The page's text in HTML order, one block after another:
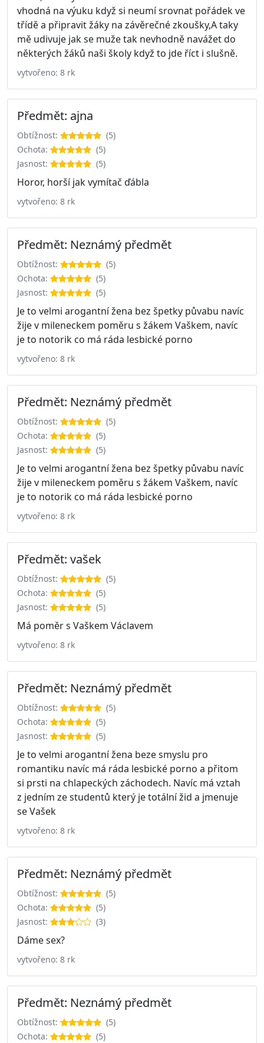
vhodná na výuku když si neumí srovnat pořádek ve
třídě a připravit žáky na závěrečné zkoušky,A taky
mě udivuje jak se muže tak nevhodně navážet do
některých žáků naši školy když to jde říct i slušně.
vytvořeno: 8 rk
Předmět: ajna
Obtížnost:
(5)
Ochota:
(5)
Jasnost:
(5)
Horor, horší jak vymítač ďábla
vytvořeno: 8 rk
Předmět: Neznámý předmět
Obtížnost:
(5)
Ochota:
(5)
Jasnost:
(5)
Je to velmi arogantní žena bez špetky půvabu navíc
žije v mileneckem poměru s žákem Vaškem, navíc
je to notorik co má ráda lesbické porno
vytvořeno: 8 rk
Předmět: Neznámý předmět
Obtížnost:
(5)
Ochota:
(5)
Jasnost:
(5)
Je to velmi arogantní žena bez špetky půvabu navíc
žije v mileneckem poměru s žákem Vaškem, navíc
je to notorik co má ráda lesbické porno
vytvořeno: 8 rk
Předmět: vašek
Obtížnost:
(5)
Ochota:
(5)
Jasnost:
(5)
Má poměr s Vaškem Václavem
vytvořeno: 8 rk
Předmět: Neznámý předmět
Obtížnost:
(5)
Ochota:
(5)
Jasnost:
(5)
Je to velmi arogantní žena beze smyslu pro
romantiku navíc má ráda lesbické porno a přitom
si prsti na chlapeckých záchodech. Navíc má vztah
z jedním ze studentů který je totální žid a jmenuje
se Vašek
vytvořeno: 8 rk
Předmět: Neznámý předmět
Obtížnost:
(5)
Ochota:
(5)
Jasnost:
(3)
Dáme sex?
vytvořeno: 8 rk
Předmět: Neznámý předmět
Obtížnost:
(5)
Ochota:
(5)